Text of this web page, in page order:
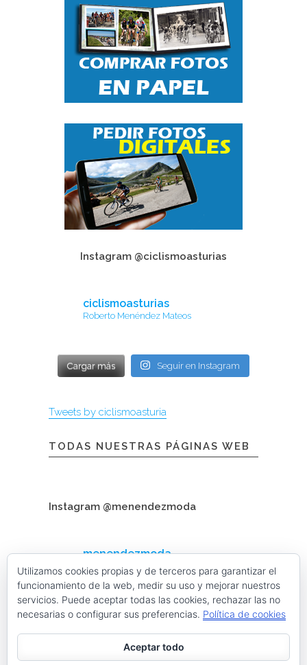
Instagram @ciclismoasturias
ciclismoasturias
Roberto Menéndez Mateos
Cargar más Seguir en Instagram
Tweets by ciclismoasturia
TODAS NUESTRAS PÁGINAS WEB
Instagram @menendezmoda
menendezmoda
Menéndez Moda hombre
Cargar más Seguir en Instagram
Contacta con nosotros
Utilizamos cookies propias y de terceros para garantizar el
funcionamiento de la web, medir su uso y mejorar nuestros
servicios. Puede aceptar todas las cookies, rechazar las no
necesarias o configurar sus preferencias. Política de cookies
Aceptar todo